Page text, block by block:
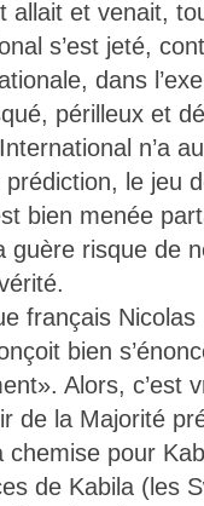
allait et venait,
s’est jeté,
dans
périlleux et
n’a
le jeu
bien menée
guère risque de
français
bien
Alors, c’est
de la Majorité
chemise pour
de Kabila (les